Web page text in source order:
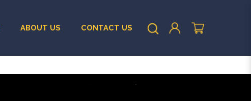
ABOUT US CONTACT US